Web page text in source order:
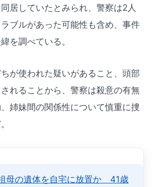
居していたとみられ、警察は2人
ブルがあった可能性も含め、事件
を調べている。
が使われた疑いがあること、頭部
れることから、警察は殺意の有無
姉妹間の関係性について慎重に捜
母の遺体を自宅に放置か 41歳